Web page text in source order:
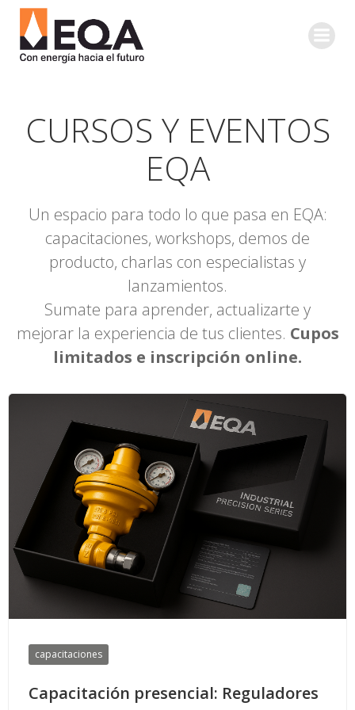
CURSOS Y EVENTOS
EQA
Un espacio para todo lo que pasa en EQA:
capacitaciones, workshops, demos de
producto, charlas con especialistas y
lanzamientos.
Sumate para aprender, actualizarte y
mejorar la experiencia de tus clientes. Cupos
limitados e inscripción online.
capacitaciones
Capacitación presencial: Reguladores